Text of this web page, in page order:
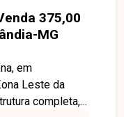
375,00
MG
em
completa,